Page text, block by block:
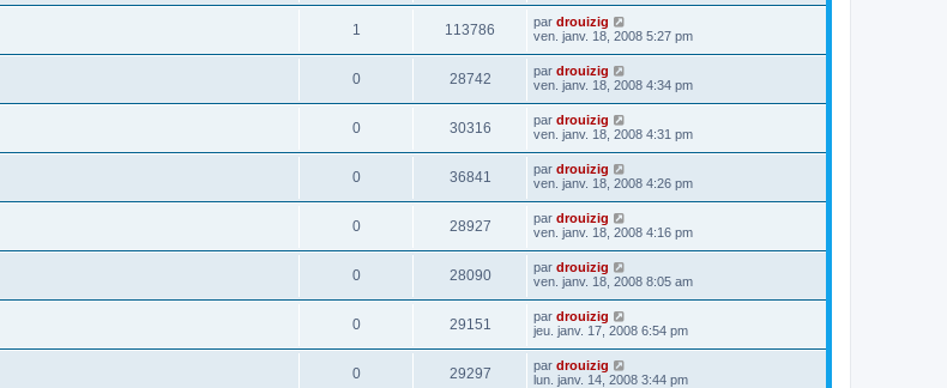
1 113786 par drouizig
ven. janv. 18, 2008 5:27 pm
0 28742 par drouizig
ven. janv. 18, 2008 4:34 pm
0 30316 par drouizig
ven. janv. 18, 2008 4:31 pm
0 36841 par drouizig
ven. janv. 18, 2008 4:26 pm
0 28927 par drouizig
ven. janv. 18, 2008 4:16 pm
0 28090 par drouizig
ven. janv. 18, 2008 8:05 am
0 29151 par drouizig
jeu. janv. 17, 2008 6:54 pm
0 29297 par drouizig
lun. janv. 14, 2008 3:44 pm